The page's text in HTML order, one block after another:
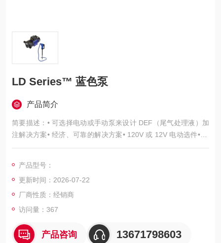
LD Series™ 蓝色泵
产品简介
简要描述：• 可选择电动或手动泵来设计 DEF（尾气处理液）加
注解决方案• 经济、可靠的解决方案• 120V 或 12V 电动选件• 电
动：流量达 9.5 gpm(36.1 lpm)• 手动：每行程可输送 11 盎司(0.
产品型号：
更新时间：2026-07-22
厂商性质：经销商
访问量：367
产品咨询 13671798603